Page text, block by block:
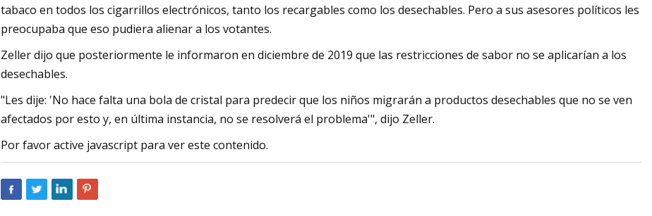
tabaco en todos los cigarrillos electrónicos, tanto los recargables como los desechables. Pero a sus asesores políticos les
preocupaba que eso pudiera alienar a los votantes.
Zeller dijo que posteriormente le informaron en diciembre de 2019 que las restricciones de sabor no se aplicarían a los
desechables.
"Les dije: 'No hace falta una bola de cristal para predecir que los niños migrarán a productos desechables que no se ven
afectados por esto y, en última instancia, no se resolverá el problema'", dijo Zeller.
Por favor active javascript para ver este contenido.